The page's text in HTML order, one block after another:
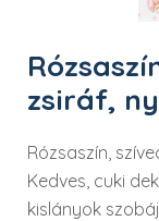
zsiráf,
Rózsaszín,
Kedves, cuki
kislányok